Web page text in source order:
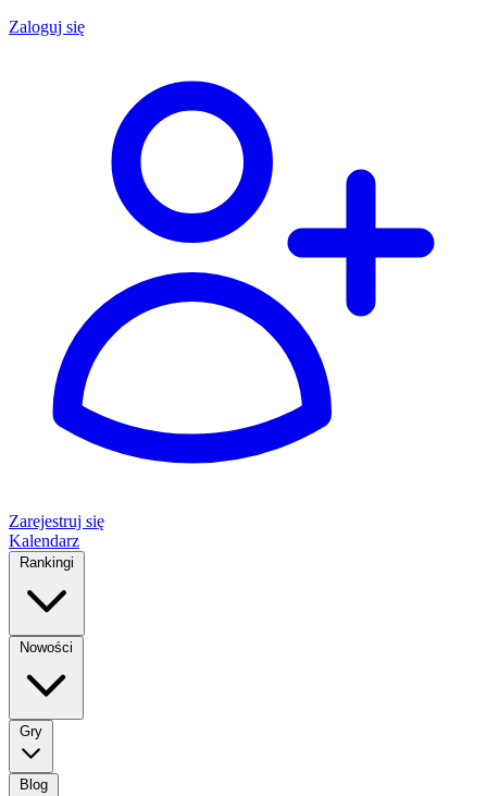
Zaloguj się
Zarejestruj się
Kalendarz
Rankingi
Nowości
Gry
Blog